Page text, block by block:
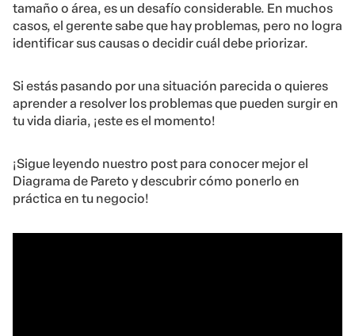
tamaño o área, es un desafío considerable. En muchos
casos, el gerente sabe que hay problemas, pero no logra
identificar sus causas o decidir cuál debe priorizar.
Si estás pasando por una situación parecida o quieres
aprender a resolver los problemas que pueden surgir en
tu vida diaria, ¡este es el momento!
¡Sigue leyendo nuestro post para conocer mejor el
Diagrama de Pareto y descubrir cómo ponerlo en
práctica en tu negocio!